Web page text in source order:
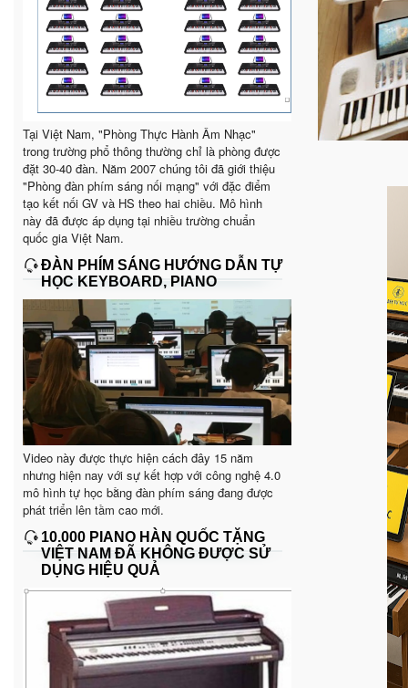
Tại Việt Nam, "Phòng Thực Hành Âm Nhạc"
trong trường phổ thông thường chỉ là phòng được
đặt 30-40 đàn. Năm 2007 chúng tôi đã giới thiệu
"Phòng đàn phím sáng nối mạng" với đặc điểm
tạo kết nối GV và HS theo hai chiều. Mô hình
này đã được áp dụng tại nhiều trường chuẩn
quốc gia Việt Nam.
ĐÀN PHÍM SÁNG HƯỚNG DẪN TỰ
HỌC KEYBOARD, PIANO
Video này được thực hiện cách đây 15 năm
nhưng hiện nay với sự kết hợp với công nghệ 4.0
mô hình tự học bằng đàn phím sáng đang được
phát triển lên tầm cao mới.
10.000 PIANO HÀN QUỐC TẶNG
VIỆT NAM ĐÃ KHÔNG ĐƯỢC SỬ
DỤNG HIỆU QUẢ